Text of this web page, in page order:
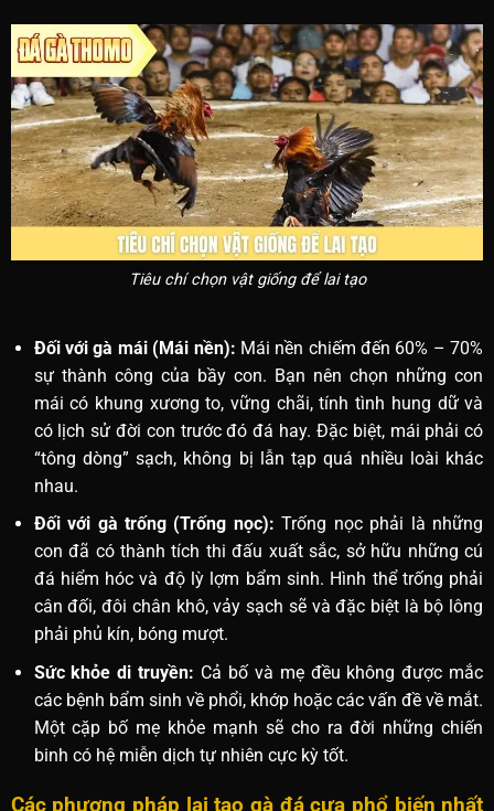
Tiêu chí chọn vật giống để lai tạo
Đối với gà mái (Mái nền): Mái nền chiếm đến 60% – 70%
sự thành công của bầy con. Bạn nên chọn những con
mái có khung xương to, vững chãi, tính tình hung dữ và
có lịch sử đời con trước đó đá hay. Đặc biệt, mái phải có
“tông dòng” sạch, không bị lẫn tạp quá nhiều loài khác
nhau.
Đối với gà trống (Trống nọc): Trống nọc phải là những
con đã có thành tích thi đấu xuất sắc, sở hữu những cú
đá hiểm hóc và độ lỳ lợm bẩm sinh. Hình thể trống phải
cân đối, đôi chân khô, vảy sạch sẽ và đặc biệt là bộ lông
phải phủ kín, bóng mượt.
Sức khỏe di truyền: Cả bố và mẹ đều không được mắc
các bệnh bẩm sinh về phổi, khớp hoặc các vấn đề về mắt.
Một cặp bố mẹ khỏe mạnh sẽ cho ra đời những chiến
binh có hệ miễn dịch tự nhiên cực kỳ tốt.
Các phương pháp lai tạo gà đá cựa phổ biến nhất